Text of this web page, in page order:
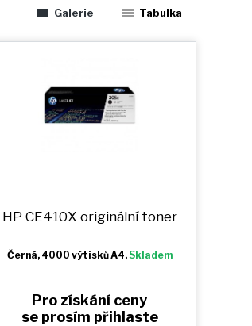
Tabulka
Galerie
HP CE410X originální toner
Černá, 4000 výtisků A4,Skladem
Pro získání ceny
se prosím přihlaste